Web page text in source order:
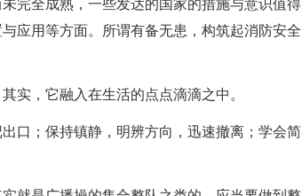
完全成熟，一些发达的国家的措施与意识值得
应用等方面。所谓有备无患，构筑起消防安全
实，它融入在生活的点点滴滴之中。
口；保持镇静，明辨方向，迅速撤离；学会简